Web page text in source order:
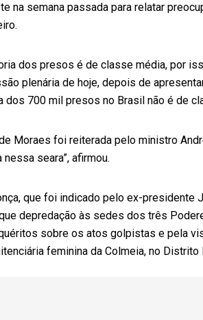
na semana passada para relatar
dos presos é de classe média, por
plenária de hoje, depois de
dos 700 mil presos no Brasil não é de
Moraes foi reiterada pelo ministro
nessa seara”, afirmou.
que foi indicado pelo ex-presidente
depredação às sedes dos três
sobre os atos golpistas e pela
feminina da Colmeia, no